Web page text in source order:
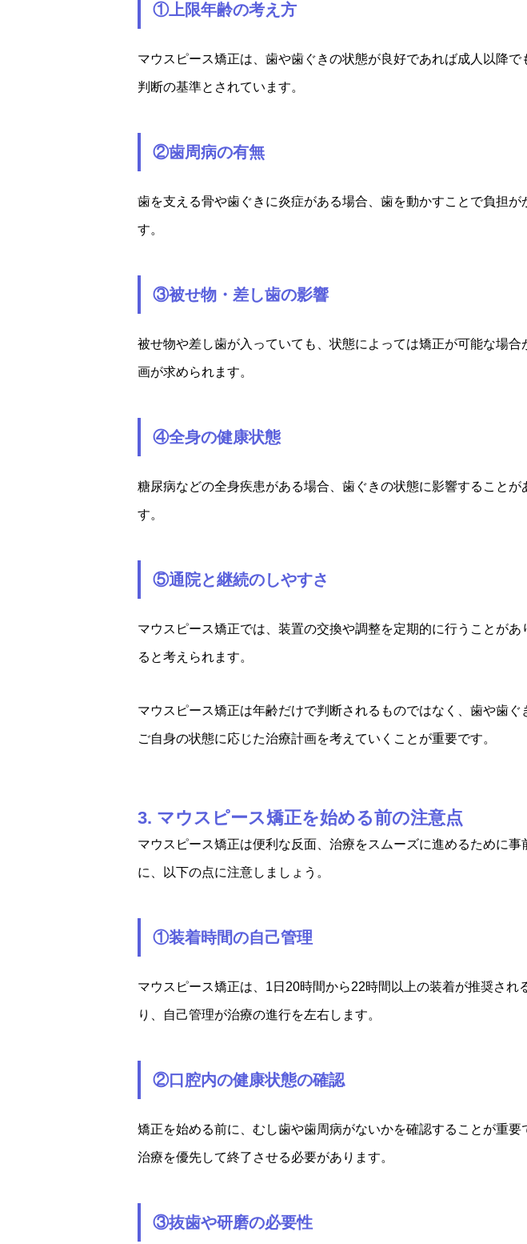
①上限年齢の考え方
マウスピース矯正は、歯や歯ぐきの状態が良好であれば成人以降
判断の基準とされています。
②歯周病の有無
歯を支える骨や歯ぐきに炎症がある場合、歯を動かすことで負担
す。
③被せ物・差し歯の影響
被せ物や差し歯が入っていても、状態によっては矯正が可能な場
画が求められます。
④全身の健康状態
糖尿病などの全身疾患がある場合、歯ぐきの状態に影響すること
す。
⑤通院と継続のしやすさ
マウスピース矯正では、装置の交換や調整を定期的に行うことが
ると考えられます。
マウスピース矯正は年齢だけで判断されるものではなく、歯や歯
ご自身の状態に応じた治療計画を考えていくことが重要です。
3. マウスピース矯正を始める前の注意点
マウスピース矯正は便利な反面、治療をスムーズに進めるために
に、以下の点に注意しましょう。
①装着時間の自己管理
マウスピース矯正は、1日20時間から22時間以上の装着が推奨さ
り、自己管理が治療の進行を左右します。
②口腔内の健康状態の確認
矯正を始める前に、むし歯や歯周病がないかを確認することが重
治療を優先して終了させる必要があります。
③抜歯や研磨の必要性